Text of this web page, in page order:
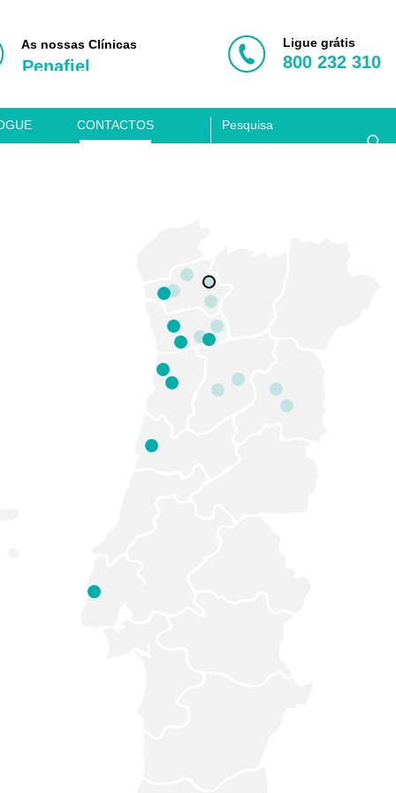
As nossas Clínicas
Vila Nova de Gaia
Penafiel
Coimbra
Lisboa
Ligue grátis
800 232 310
CONTACTOS